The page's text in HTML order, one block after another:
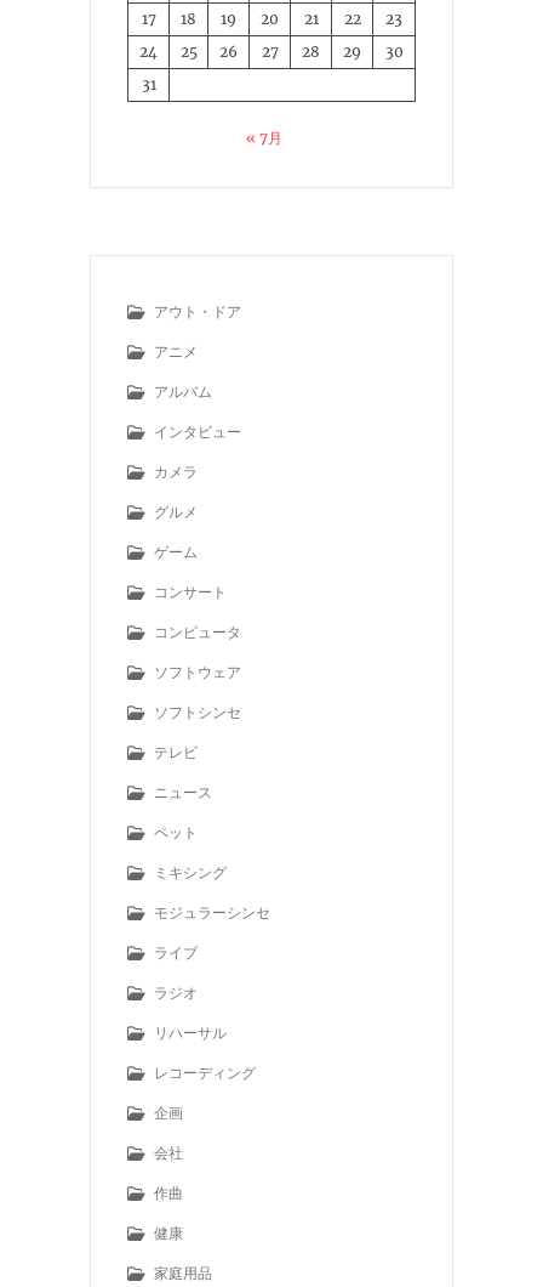
17
18 19 20 21 22
23
24
25 26 27 28 29
30
31
« 7月
アウト・ドア
アニメ
アルバム
インタビュー
カメラ
グルメ
ゲーム
コンサート
コンピュータ
ソフトウェア
ソフトシンセ
テレビ
ニュース
ペット
ミキシング
モジュラーシンセ
ライブ
ラジオ
リハーサル
レコーディング
企画
会社
作曲
健康
家庭用品